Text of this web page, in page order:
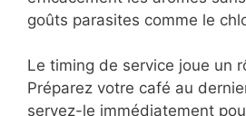
de votre breuvage. Pour un
standard, respectez un ratio
de café moulu pour 36g